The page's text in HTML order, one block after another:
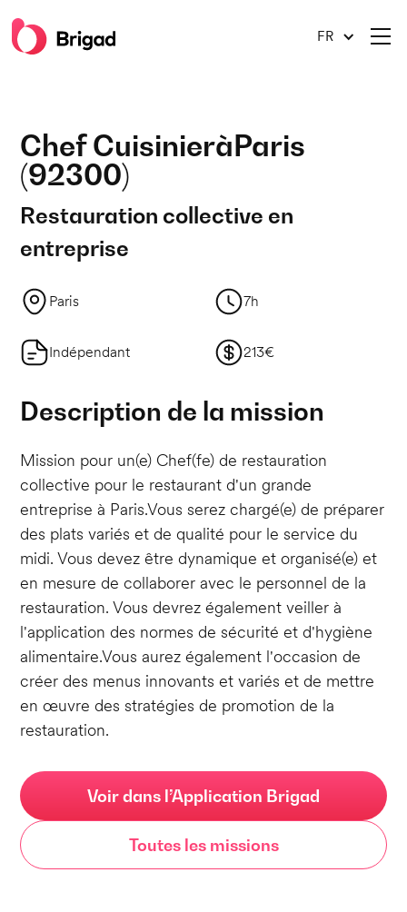
FR
Chef CuisinieràParis
(92300)
Restauration collective en
entreprise
Paris 7h
Indépendant 213€
Description de la mission
Mission pour un(e) Chef(fe) de restauration
collective pour le restaurant d'un grande
entreprise à Paris.Vous serez chargé(e) de préparer
des plats variés et de qualité pour le service du
midi. Vous devez être dynamique et organisé(e) et
en mesure de collaborer avec le personnel de la
restauration. Vous devrez également veiller à
l'application des normes de sécurité et d'hygiène
alimentaire.Vous aurez également l'occasion de
créer des menus innovants et variés et de mettre
en œuvre des stratégies de promotion de la
restauration.
Voir dans l’Application Brigad
Toutes les missions